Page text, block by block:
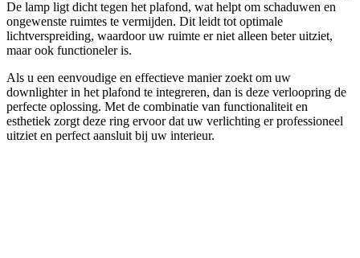
De lamp ligt dicht tegen het plafond, wat helpt om schaduwen en
ongewenste ruimtes te vermijden. Dit leidt tot optimale
lichtverspreiding, waardoor uw ruimte er niet alleen beter uitziet,
maar ook functioneler is.
Als u een eenvoudige en effectieve manier zoekt om uw
downlighter in het plafond te integreren, dan is deze verloopring de
perfecte oplossing. Met de combinatie van functionaliteit en
esthetiek zorgt deze ring ervoor dat uw verlichting er professioneel
uitziet en perfect aansluit bij uw interieur.